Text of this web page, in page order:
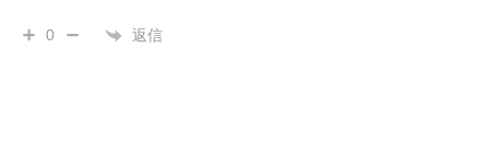
0 返信